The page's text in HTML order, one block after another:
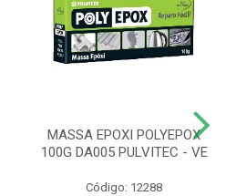
MASSA EPOXI POLYEPOX
100G DA005 PULVITEC - VE
Código: 12288